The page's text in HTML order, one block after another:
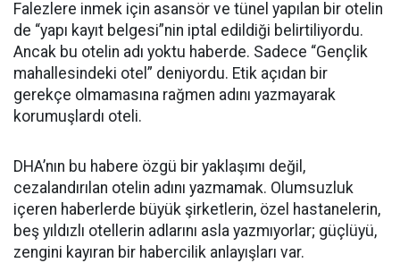
Falezlere inmek için asansör ve tünel yapılan bir otelin
de “yapı kayıt belgesi”nin iptal edildiği belirtiliyordu.
Ancak bu otelin adı yoktu haberde. Sadece “Gençlik
mahallesindeki otel” deniyordu. Etik açıdan bir
gerekçe olmamasına rağmen adını yazmayarak
korumuşlardı oteli.
DHA’nın bu habere özgü bir yaklaşımı değil,
cezalandırılan otelin adını yazmamak. Olumsuzluk
içeren haberlerde büyük şirketlerin, özel hastanelerin,
beş yıldızlı otellerin adlarını asla yazmıyorlar; güçlüyü,
zengini kayıran bir habercilik anlayışları var.